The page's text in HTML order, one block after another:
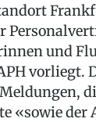
und
vorliegt.
«sowie der